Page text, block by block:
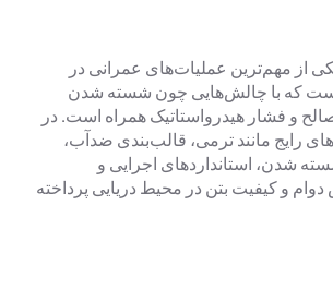
از مهم‌ترین عملیات‌های عمرانی در
که با چالش‌هایی چون شسته شدن
و فشار هیدرواستاتیک همراه است. در
رایج مانند ترمی، قالب‌بندی ضدآب،
شدن، استانداردهای اجرایی و
و کیفیت بتن در محیط دریایی پرداخته